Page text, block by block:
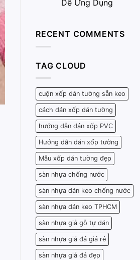
Dễ Ứng Dụng
RECENT COMMENTS
TAG CLOUD
cuộn xốp dán tường sẵn keo
cách dán xốp dán tường
hướng dẫn dán xốp PVC
Hướng dẫn dán xốp tường
Mẫu xốp dán tường đẹp
sàn nhựa chống nước
sàn nhựa dán keo chống nước
sàn nhựa dán keo TPHCM
sàn nhựa giả gỗ tự dán
sàn nhựa giả đá giá rẻ
sàn nhựa giả đá đẹp